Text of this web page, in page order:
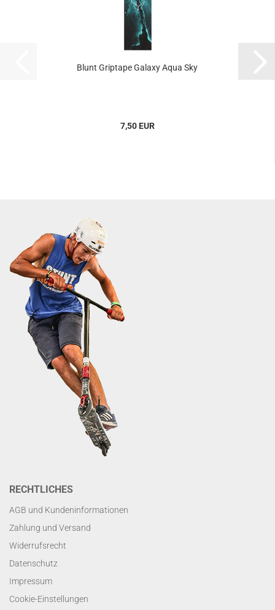
Blunt Griptape Galaxy Aqua Sky
7,50 EUR
RECHTLICHES
AGB und Kundeninformationen
Zahlung und Versand
Widerrufsrecht
Datenschutz
Impressum
Cookie-Einstellungen